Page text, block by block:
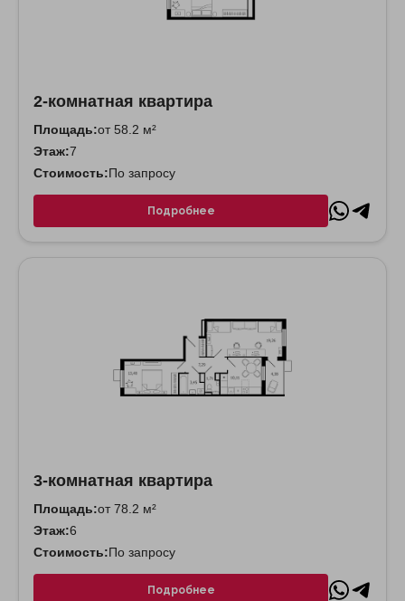
2-комнатная квартира
Площадь:от 58.2 м²
Этаж:7
Стоимость:По запросу
Подробнее
3-комнатная квартира
Площадь:от 78.2 м²
Этаж:6
Стоимость:По запросу
Подробнее